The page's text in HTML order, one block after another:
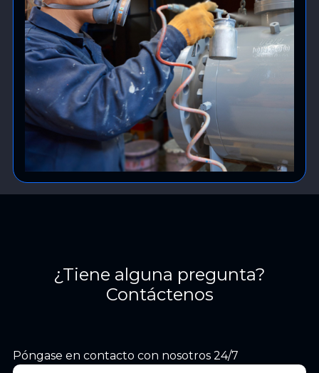
¿Tiene alguna pregunta?
Contáctenos
Póngase en contacto con nosotros 24/7